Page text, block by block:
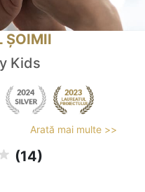
ȘOIMII
Kids
Arată mai multe >>
(14)